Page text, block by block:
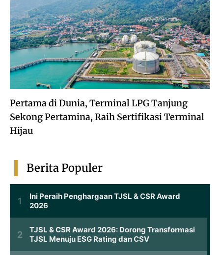
Pertama di Dunia, Terminal LPG Tanjung
Sekong Pertamina, Raih Sertifikasi Terminal
Hijau
Berita Populer